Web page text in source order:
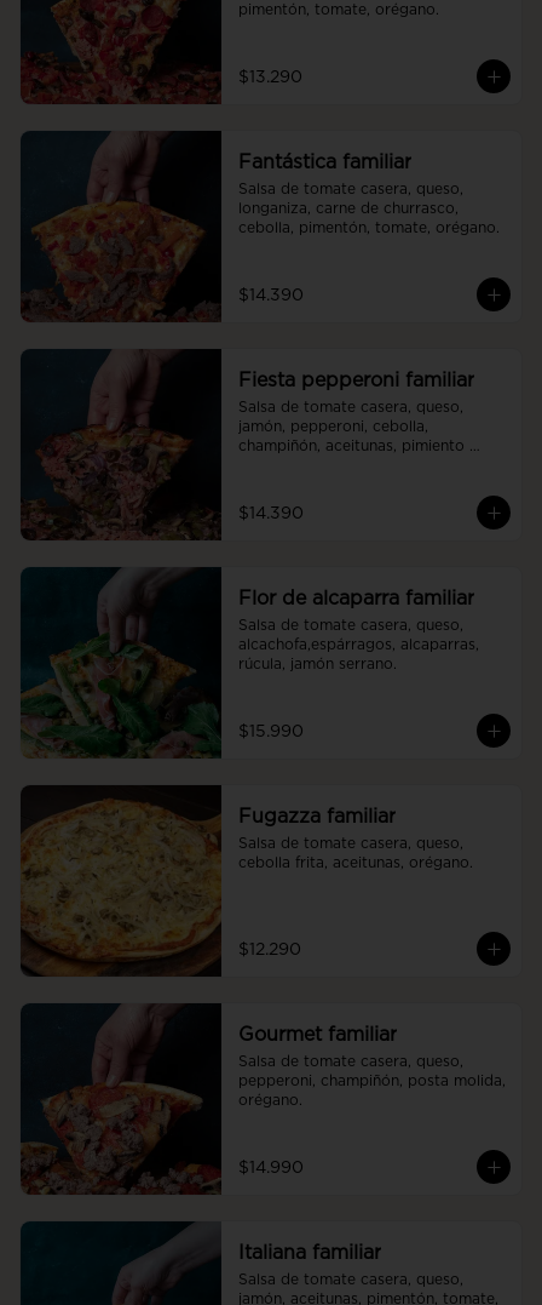
pimentón, tomate, orégano.
$13.290
Fantástica familiar
Salsa de tomate casera, queso,
longaniza, carne de churrasco,
cebolla, pimentón, tomate, orégano.
$14.390
Fiesta pepperoni familiar
Salsa de tomate casera, queso,
jamón, pepperoni, cebolla,
champiñón, aceitunas, pimiento
$14.390
Flor de alcaparra familiar
Salsa de tomate casera, queso,
alcachofa,espárragos, alcaparras,
rúcula, jamón serrano.
$15.990
Fugazza familiar
Salsa de tomate casera, queso,
cebolla frita, aceitunas, orégano.
$12.290
Gourmet familiar
Salsa de tomate casera, queso,
pepperoni, champiñón, posta molida,
orégano.
$14.990
Italiana familiar
Salsa de tomate casera, queso,
jamón, aceitunas, pimentón, tomate,